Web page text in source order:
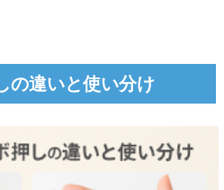
の違いと使い分け